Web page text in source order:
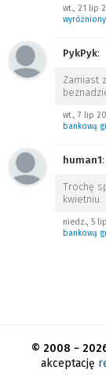
wt., 21 lip
PykPyk:
Zamiast
wt., 7 lip
bankową
human1:
Trochę
kwietniu.
niedz., 5
bankową
© 2008 −
akceptację